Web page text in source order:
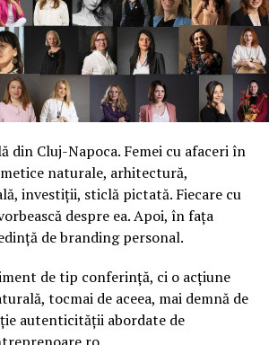
din Cluj-Napoca. Femei cu afaceri în
naturale, arhitectură,
investiții, sticlă pictată. Fiecare cu
despre ea. Apoi, în fața
de branding personal.
de tip conferință, ci o acțiune
tocmai de aceea, mai demnă de
autenticității abordate de